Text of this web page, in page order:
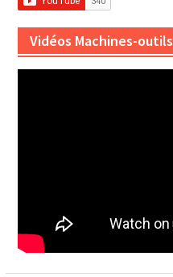
Vidéos Machines-outils